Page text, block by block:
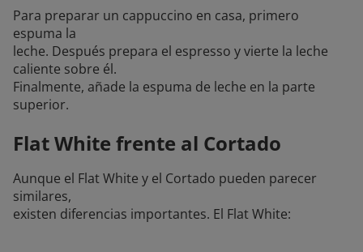
Para preparar un cappuccino en casa, primero
espuma la
leche. Después prepara el espresso y vierte la leche
caliente sobre él.
Finalmente, añade la espuma de leche en la parte
superior.
Flat White frente al Cortado
Aunque el Flat White y el Cortado pueden parecer
similares,
existen diferencias importantes. El Flat White: